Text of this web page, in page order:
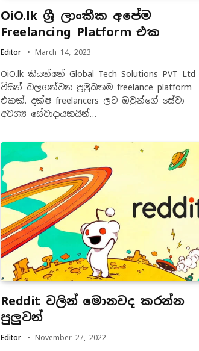
OiO.lk ශ්‍රී ලාංකීක අපේම
Freelancing Platform එක
Editor March 14, 2023
OiO.lk කියන්නේ Global Tech Solutions PVT Ltd
විසින් බලගන්වන ප්‍රමුඛතම freelance platform
එකක්. දක්ෂ freelancers ලට ඔවුන්ගේ සේවා
අවශ්‍ය සේවාදායකයින්…
Reddit වලින් මොනවද කරන්න
පුලුවන්
Editor November 27, 2022